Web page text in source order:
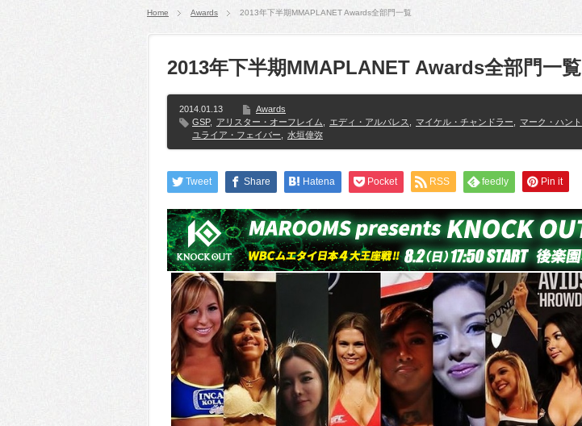
Home Awards 2013年下半期MMAPLANET Awards全部門一覧
2013年下半期MMAPLANET Awards全部門一覧
2014.01.13
Awards
GSP, アリスター・オーフレイム エディ・アルバレス マイケル・チャンドラー マーク・ハント
ユライア・フェイバー
水垣偉弥
Tweet Share Hatena Pocket RSS feedly Pin it